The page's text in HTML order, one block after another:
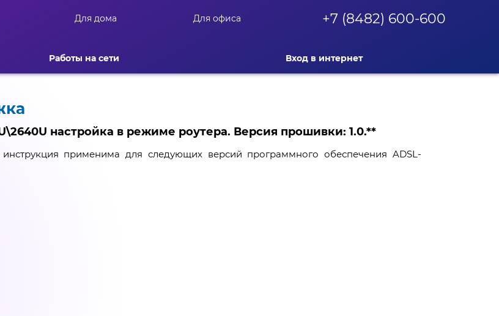
Для дома Для офиса +7 (8482) 600-600
Работы на сети Вход в интернет
настройка в режиме роутера. Версия прошивки: 1.0.**
применима для следующих версий программного обеспечения ADSL-